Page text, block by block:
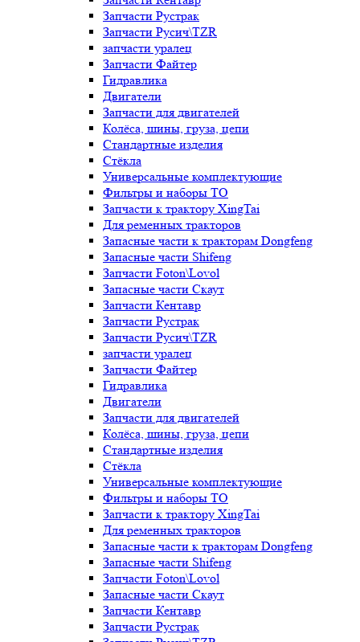
Запчасти Рустрак
Запчасти Русич\TZR
запчасти уралец
Запчасти Файтер
Гидравлика
Двигатели
Запчасти для двигателей
Колёса, шины, груза, цепи
Стандартные изделия
Стёкла
Универсальные комплектующие
Фильтры и наборы ТО
Запчасти к трактору XingTai
Для ременных тракторов
Запасные части к тракторам Dongfeng
Запасные части Shifeng
Запчасти Foton\Lovol
Запасные части Скаут
Запчасти Кентавр
Запчасти Рустрак
Запчасти Русич\TZR
запчасти уралец
Запчасти Файтер
Гидравлика
Двигатели
Запчасти для двигателей
Колёса, шины, груза, цепи
Стандартные изделия
Стёкла
Универсальные комплектующие
Фильтры и наборы ТО
Запчасти к трактору XingTai
Для ременных тракторов
Запасные части к тракторам Dongfeng
Запасные части Shifeng
Запчасти Foton\Lovol
Запасные части Скаут
Запчасти Кентавр
Запчасти Рустрак